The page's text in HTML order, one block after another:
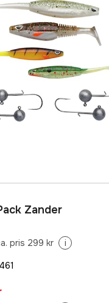
Zander
pris 299 kr i